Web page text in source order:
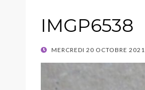
IMGP6538
POSTED
MERCREDI 20 OCTOBRE 2021